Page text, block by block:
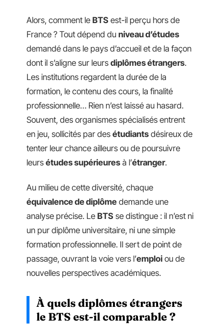
Alors, comment le BTS est-il perçu hors de
France ? Tout dépend du niveau d’études
demandé dans le pays d’accueil et de la façon
dont il s’aligne sur leurs diplômes étrangers.
Les institutions regardent la durée de la
formation, le contenu des cours, la finalité
professionnelle… Rien n’est laissé au hasard.
Souvent, des organismes spécialisés entrent
en jeu, sollicités par des étudiants désireux de
tenter leur chance ailleurs ou de poursuivre
leurs études supérieures à l’étranger.
Au milieu de cette diversité, chaque
équivalence de diplôme demande une
analyse précise. Le BTS se distingue : il n’est ni
un pur diplôme universitaire, ni une simple
formation professionnelle. Il sert de point de
passage, ouvrant la voie vers l’emploi ou de
nouvelles perspectives académiques.
À quels diplômes étrangers
le BTS est-il comparable ?